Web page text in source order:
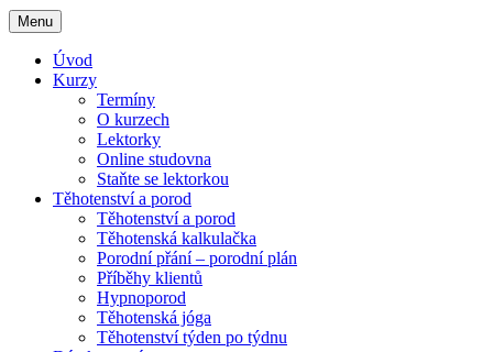
Menu
Úvod
Kurzy
Termíny
O kurzech
Lektorky
Online studovna
Staňte se lektorkou
Těhotenství a porod
Těhotenství a porod
Těhotenská kalkulačka
Porodní přání – porodní plán
Příběhy klientů
Hypnoporod
Těhotenská jóga
Těhotenství týden po týdnu